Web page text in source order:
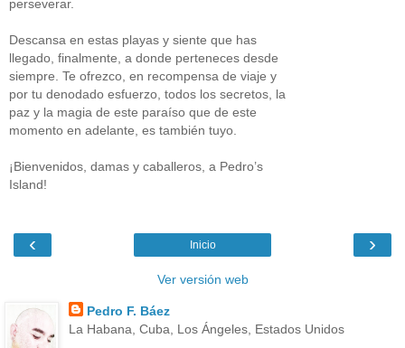
perseverar.
Descansa en estas playas y siente que has
llegado, finalmente, a donde perteneces desde
siempre. Te ofrezco, en recompensa de viaje y
por tu denodado esfuerzo, todos los secretos, la
paz y la magia de este paraíso que de este
momento en adelante, es también tuyo.
¡Bienvenidos, damas y caballeros, a Pedro’s
Island!
‹ ›
Inicio
Ver versión web
Pedro F. Báez
La Habana, Cuba, Los Ángeles, Estados Unidos